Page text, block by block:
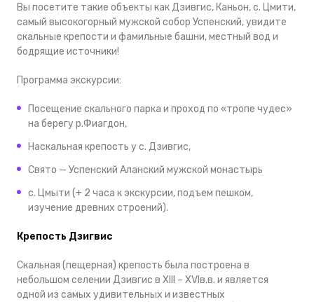
Вы посетите такие объекты как Дзивгис, Каньон, с. Цмити,
самый высокогорный мужской собор Успенский, увидите
скальные крепости и фамильные башни, местный вод и
бодрящие источники!
Программа экскурсии:
Посещение скального парка и проход по «тропе чудес»
на берегу р.Фиагдон,
Наскальная крепость у с. Дзивгис,
Свято — Успенский Аланский мужской монастырь
с. Цмыти (+ 2 часа к экскурсии, подъем пешком,
изучение древних строений).
Крепость Дзигвис
Скальная (пещерная) крепость была построена в
небольшом селении Дзивгис в ХIII – XVIв.в. и является
одной из самых удивительных и известных